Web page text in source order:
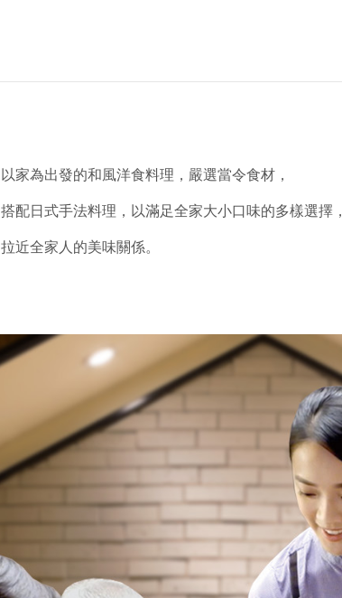
以家為出發的和風洋食料理，嚴選當令食材，
搭配日式手法料理，以滿足全家大小口味的多樣選擇，
拉近全家人的美味關係。